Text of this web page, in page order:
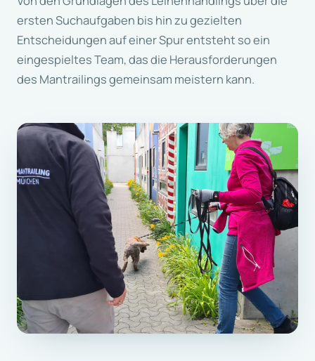
ersten Suchaufgaben bis hin zu gezielten
Entscheidungen auf einer Spur entsteht so ein
eingespieltes Team, das die Herausforderungen
des Mantrailings gemeinsam meistern kann.